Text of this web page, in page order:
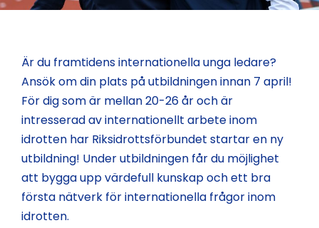
Är du framtidens internationella unga ledare?
Ansök om din plats på utbildningen innan 7 april!
För dig som är mellan 20-26 år och är
intresserad av internationellt arbete inom
idrotten har Riksidrottsförbundet startar en ny
utbildning! Under utbildningen får du möjlighet
att bygga upp värdefull kunskap och ett bra
första nätverk för internationella frågor inom
idrotten.